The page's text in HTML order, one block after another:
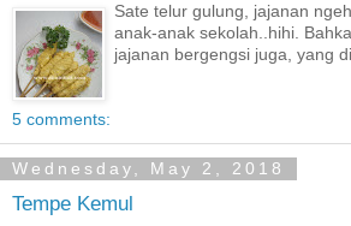
Sate telur gulung, jajanan
anak-anak sekolah..hihi.
jajanan bergengsi juga, yang
5 comments:
Wednesday, May 2, 2018
Tempe Kemul